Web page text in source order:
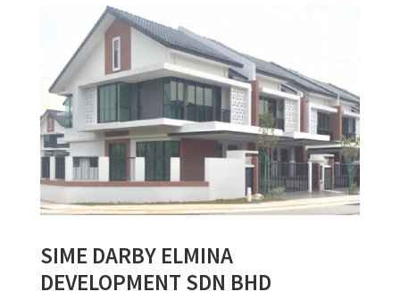
SIME DARBY ELMINA
DEVELOPMENT SDN BHD